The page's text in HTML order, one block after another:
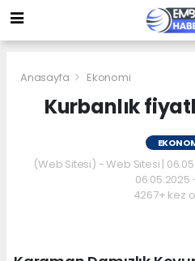
Anasayfa Ekonomi
Kurbanlık
(Web Sitesi) - Web Sitesi |
06.05.2025
4267+ kez